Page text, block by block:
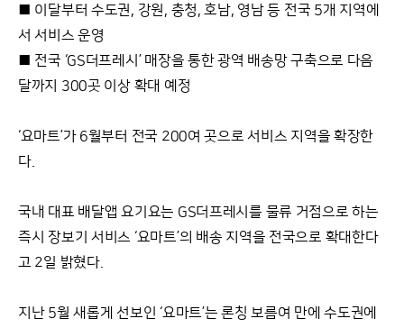
■ 이달부터 수도권, 강원, 충청, 호남, 영남 등 전국 5개 지역에
서 서비스 운영
■ 전국 ‘GS더프레시’ 매장을 통한 광역 배송망 구축으로 다음
달까지 300곳 이상 확대 예정
‘요마트’가 6월부터 전국 200여 곳으로 서비스 지역을 확장한
다.
국내 대표 배달앱 요기요는 GS더프레시를 물류 거점으로 하는
즉시 장보기 서비스 ‘요마트’의 배송 지역을 전국으로 확대한다
고 2일 밝혔다.
지난 5월 새롭게 선보인 ‘요마트’는 론칭 보름여 만에 수도권에